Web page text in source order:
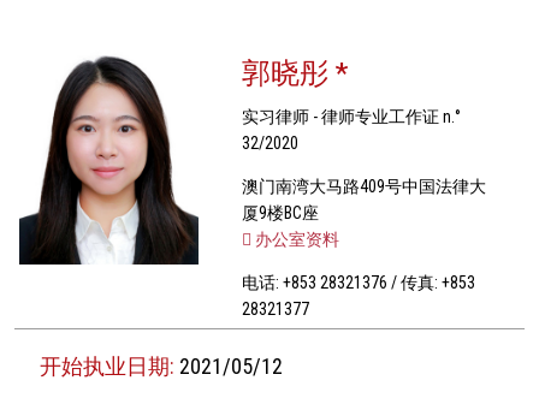
郭晓彤 *
实习律师 - 律师专业工作证 n.°
32/2020
澳门南湾大马路409号中国法律大
厦9楼BC座
办公室资料
电话: +853 28321376 / 传真: +853
28321377
开始执业日期: 2021/05/12